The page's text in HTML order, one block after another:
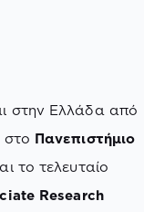
στην Ελλάδα από
στο Πανεπιστήμιο
το τελευταίο
Research